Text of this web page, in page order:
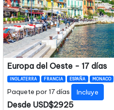
Europa del Oeste - 17 días
INGLATERRA FRANCIA ESPAÑA MONACO
Paquete por 17 días Incluye
Desde USD$2925